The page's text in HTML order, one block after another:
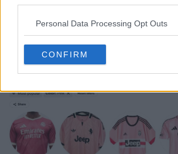
Personal Data Processing Opt Outs
CONFIRM
Sponsorizzazione
Tottenham
Condividi